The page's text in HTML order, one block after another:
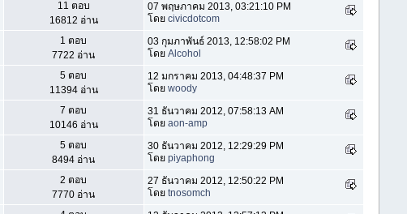
11 ตอบ
16812 อ่าน
07 พฤษภาคม 2013, 03:21:10 PM
โดย civicdotcom
1 ตอบ
7722 อ่าน
03 กุมภาพันธ์ 2013, 12:58:02 PM
โดย Alcohol
5 ตอบ
11394 อ่าน
12 มกราคม 2013, 04:48:37 PM
โดย woody
7 ตอบ
10146 อ่าน
31 ธันวาคม 2012, 07:58:13 AM
โดย aon-amp
5 ตอบ
8494 อ่าน
30 ธันวาคม 2012, 12:29:29 PM
โดย piyaphong
2 ตอบ
7770 อ่าน
27 ธันวาคม 2012, 12:50:22 PM
โดย tnosomch